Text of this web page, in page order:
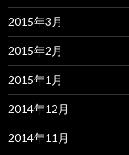
2015年3月
2015年2月
2015年1月
2014年12月
2014年11月